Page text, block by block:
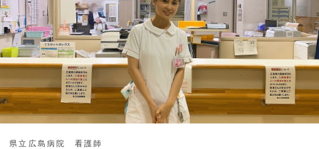
県立広島病院 看護師